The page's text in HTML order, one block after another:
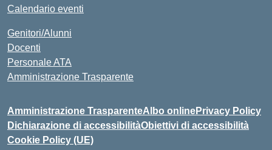
Calendario eventi
Genitori/Alunni
Docenti
Personale ATA
Amministrazione Trasparente
Amministrazione TrasparenteAlbo onlinePrivacy Policy
Dichiarazione di accessibilitàObiettivi di accessibilità
Cookie Policy (UE)